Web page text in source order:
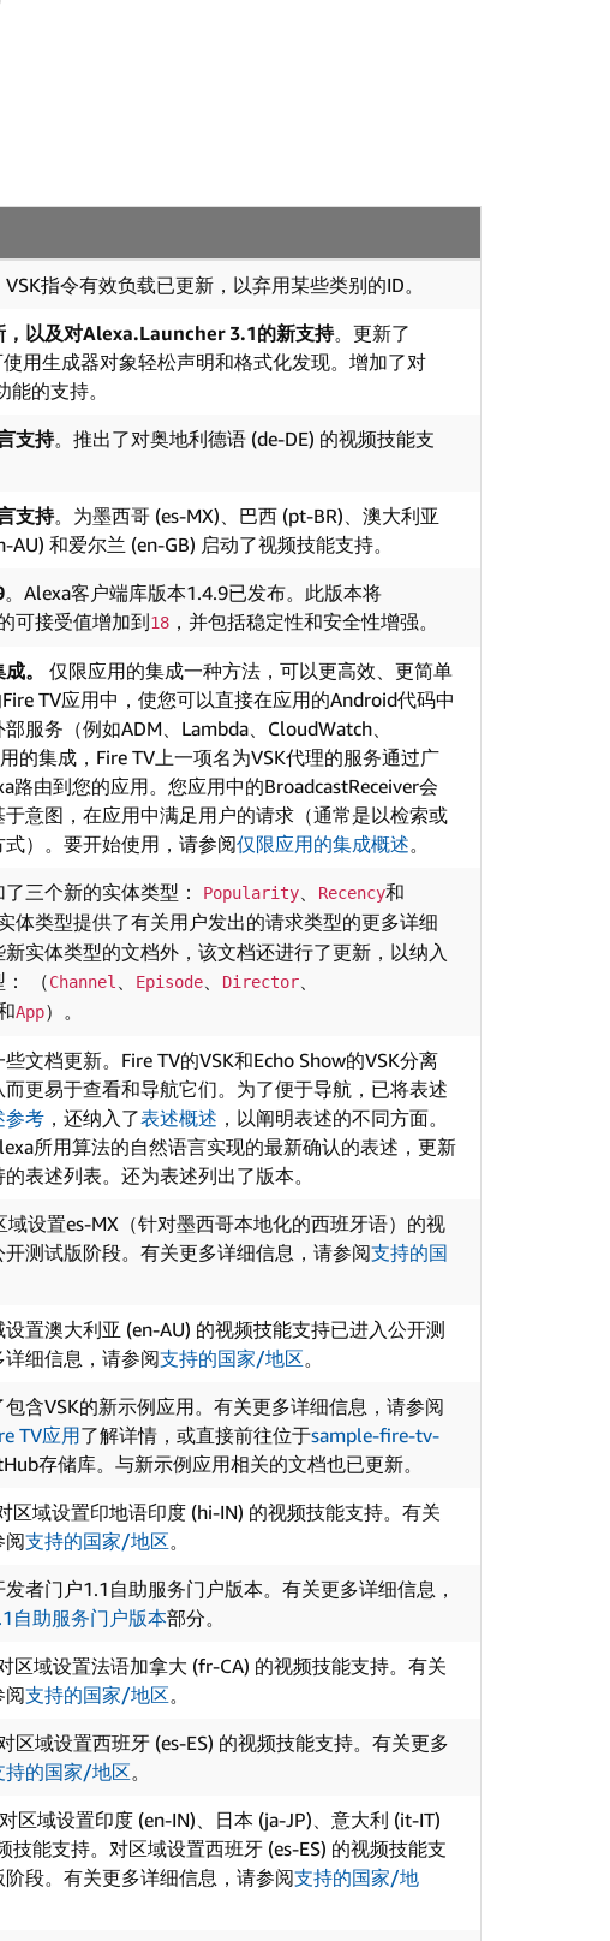
指令有效负载已更新，以弃用某些类别的ID。
，以及对Alexa.Launcher 3.1的新支持。更新了
用生成器对象轻松声明和格式化发现。增加了对
能的支持。
支持。推出了对奥地利德语 (de-DE) 的视频技能支
支持。为墨西哥 (es-MX)、巴西 (pt-BR)、澳大利亚
AU) 和爱尔兰 (en-GB) 启动了视频技能支持。
。Alexa客户端库版本1.4.9已发布。此版本将
可接受值增加到18 ，并包括稳定性和安全性增强。
。
仅限应用的集成一种方法，可以更高效、更简单
TV应用中，使您可以直接在应用的Android代码中
服务（例如ADM、Lambda、CloudWatch、
的集成，Fire TV上一项名为VSK代理的服务通过广
路由到您的应用。您应用中的BroadcastReceiver会
意图，在应用中满足用户的请求（通常是以检索或
）。要开始使用，请参阅仅限应用的集成概述。
了三个新的实体类型： Popularity、 Recency和
体类型提供了有关用户发出的请求类型的更多详细
实体类型的文档外，该文档还进行了更新，以纳入
（Channel 、 Episode、 Director、
App）。
文档更新。Fire TV的VSK和Echo Show的VSK分离
更易于查看和导航它们。为了便于导航，已将表述
参考 ，还纳入了表述概述 ，以阐明表述的不同方面。
所用算法的自然语言实现的最新确认的表述，更新
表述列表。还为表述列出了版本。
域设置es-MX（针对墨西哥本地化的西班牙语）的视
测试版阶段。有关更多详细信息，请参阅支持的国
置澳大利亚 (en-AU) 的视频技能支持已进入公开测
细信息，请参阅支持的国家/地区。
包含VSK的新示例应用。有关更多详细信息，请参阅
TV应用了解详情，或直接前往位于sample-fire-tv-
存储库。与新示例应用相关的文档也已更新。
区域设置印地语印度 (hi-IN) 的视频技能支持。有关
阅支持的国家/地区。
者门户1.1自助服务门户版本。有关更多详细信息，
自助服务门户版本部分。
区域设置法语加拿大 (fr-CA) 的视频技能支持。有关
阅支持的国家/地区。
区域设置西班牙 (es-ES) 的视频技能支持。有关更多
持的国家/地区。
区域设置印度 (en-IN)、日本 (ja-JP)、意大利 (it-IT)
技能支持。对区域设置西班牙 (es-ES) 的视频技能支
段。有关更多详细信息，请参阅支持的国家/地